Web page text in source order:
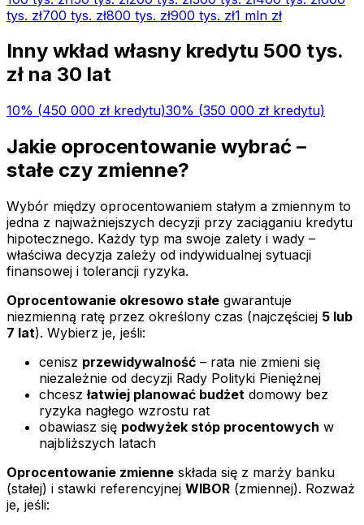
tys. zł700 tys. zł800 tys. zł900 tys. zł1 mln zł
Inny wkład własny kredytu 500 tys.
zł na 30 lat
10% (450 000 zł kredytu)30% (350 000 zł kredytu)
Jakie oprocentowanie wybrać –
stałe czy zmienne?
Wybór między oprocentowaniem stałym a zmiennym to
jedna z najważniejszych decyzji przy zaciąganiu kredytu
hipotecznego. Każdy typ ma swoje zalety i wady –
właściwa decyzja zależy od indywidualnej sytuacji
finansowej i tolerancji ryzyka.
Oprocentowanie okresowo stałe gwarantuje
niezmienną ratę przez określony czas (najczęściej 5 lub
7 lat). Wybierz je, jeśli:
cenisz przewidywalność – rata nie zmieni się
niezależnie od decyzji Rady Polityki Pieniężnej
chceszłatwiej planować budżet domowy bez
ryzyka nagłego wzrostu rat
obawiasz się podwyżek stóp procentowych w
najbliższych latach
Oprocentowanie zmienne składa się z marży banku
(stałej) i stawki referencyjnej WIBOR (zmiennej). Rozważ
je, jeśli: